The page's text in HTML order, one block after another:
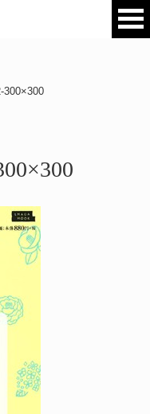
300×300